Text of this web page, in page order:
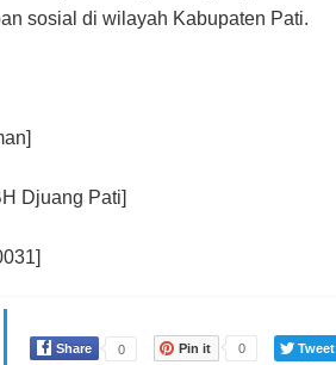
sosial di wilayah Kabupaten Pati.
Djuang Pati]
Share 0 Pin it 0 Tweet